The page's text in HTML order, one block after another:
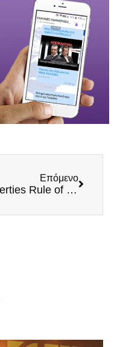
Επόμενο
Liberties Rule of Law: Συνεχίζεται αμείωτο το Όργιο Διαφθοράς στη Μεταπολιτευτική Ελλάδα